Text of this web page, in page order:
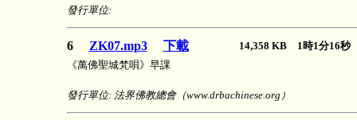
發行單位:
6 ZK07.mp3 下載
14,358 KB 1時1分16
《萬佛聖城梵唄》早課
發行單位: 法界佛教總會（www.drbachinese.org）